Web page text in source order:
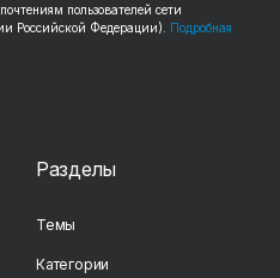
пользователей сети
Российской Федерации). Подробная
Разделы
Темы
Категории